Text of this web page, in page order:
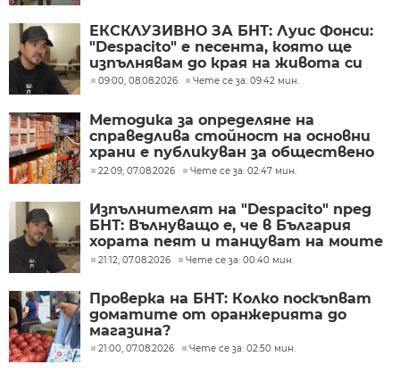
ЕКСКЛУЗИВНО ЗА БНТ: Луис Фонси:
"Despacito" е песента, която ще
изпълнявам до края на живота си
09:00, 08.08.2026 Чете се за: 09:42 мин.
Методика за определяне на
справедлива стойност на основни
храни е публикуван за обществено
обсъждане
22:09, 07.08.2026 Чете се за: 02:47 мин.
Изпълнителят на "Despacito" пред
БНТ: Вълнуващо е, че в България
хората пеят и танцуват на моите
песни
21:12, 07.08.2026 Чете се за: 00:40 мин.
Проверка на БНТ: Колко поскъпват
доматите от оранжерията до
магазина?
21:00, 07.08.2026 Чете се за: 02:50 мин.